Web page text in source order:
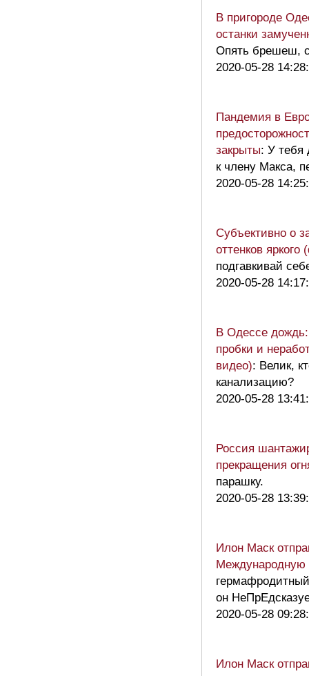
В пригороде
останки
Опять брешеш,
2020-05-28
Пандемия в
закрыты: У тебя
к члену Макса,
2020-05-28
Субъективно о
оттенков яркого
подгавкивай
2020-05-28
В Одессе
пробки и
видео): Велик,
канализацию?
2020-05-28
Россия
прекращения
парашку.
2020-05-28
Илон Маск
Международную
он
2020-05-28
Илон Маск